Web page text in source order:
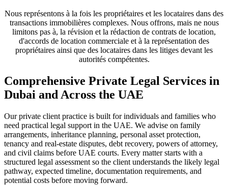
Nous représentons à la fois les propriétaires et les locataires dans des
transactions immobilières complexes. Nous offrons, mais ne nous
limitons pas à, la révision et la rédaction de contrats de location,
d'accords de location commerciale et à la représentation des
propriétaires ainsi que des locataires dans les litiges devant les
autorités compétentes.
Comprehensive Private Legal Services in
Dubai and Across the UAE
Our private client practice is built for individuals and families who
need practical legal support in the UAE. We advise on family
arrangements, inheritance planning, personal asset protection,
tenancy and real-estate disputes, debt recovery, powers of attorney,
and civil claims before UAE courts. Every matter starts with a
structured legal assessment so the client understands the likely legal
pathway, expected timeline, documentation requirements, and
potential costs before moving forward.